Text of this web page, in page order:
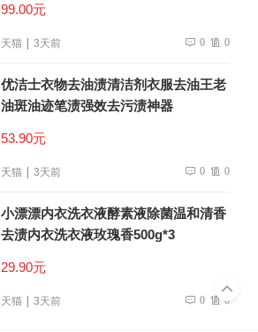
99.00元
天猫 3天前 0 0
优洁士衣物去油渍清洁剂衣服去油王老
油斑油迹笔渍强效去污渍神器
53.90元
天猫 3天前 0 0
小漂漂内衣洗衣液酵素液除菌温和清香
去渍内衣洗衣液玫瑰香500g*3
29.90元
天猫 3天前 0 0